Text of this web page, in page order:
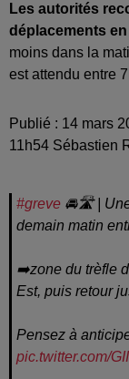
Les autorités
déplacements
moins dans la
est attendu entre
Publié : 14 mars
11h54 Sébastien
#greve 🚘🛣️ |
demain matin
➡️zone du trèfle
Est, puis retour
Pensez à
pic.twitter.com/